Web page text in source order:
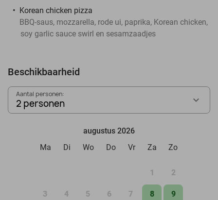
Korean chicken pizza
BBQ-saus, mozzarella, rode ui, paprika, Korean chicken,
soy garlic sauce swirl en sesamzaadjes
Beschikbaarheid
Aantal personen:
2 personen
augustus 2026
Ma
Di Wo Do Vr Za Zo
1 2
3 4 5 6 7 8 9